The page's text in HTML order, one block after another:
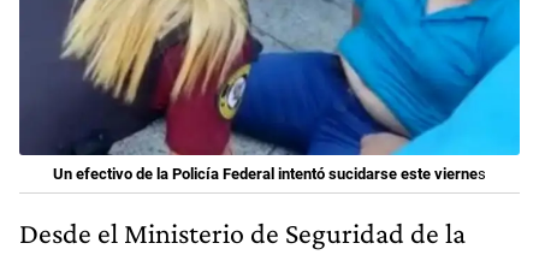
Un efectivo de la Policía Federal intentó sucidarse este viernes
Desde el Ministerio de Seguridad de la